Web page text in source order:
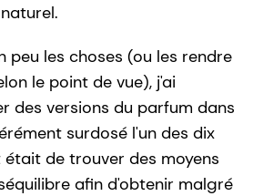
peu les choses (ou les rendre
le point de vue), j'ai
des versions du parfum dans
surdosé l'un des dix
de trouver des moyens
afin d'obtenir malgré